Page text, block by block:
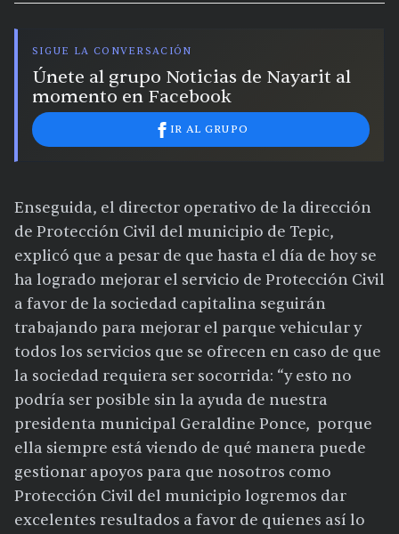
SIGUE LA CONVERSACIÓN
Únete al grupo Noticias de Nayarit al
momento en Facebook
IR AL GRUPO
Enseguida, el director operativo de la dirección
de Protección Civil del municipio de Tepic,
explicó que a pesar de que hasta el día de hoy se
ha logrado mejorar el servicio de Protección Civil
a favor de la sociedad capitalina seguirán
trabajando para mejorar el parque vehicular y
todos los servicios que se ofrecen en caso de que
la sociedad requiera ser socorrida: “y esto no
podría ser posible sin la ayuda de nuestra
presidenta municipal Geraldine Ponce, porque
ella siempre está viendo de qué manera puede
gestionar apoyos para que nosotros como
Protección Civil del municipio logremos dar
excelentes resultados a favor de quienes así lo